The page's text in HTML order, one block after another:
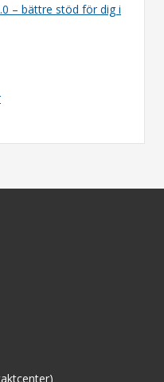
– bättre stöd för dig i